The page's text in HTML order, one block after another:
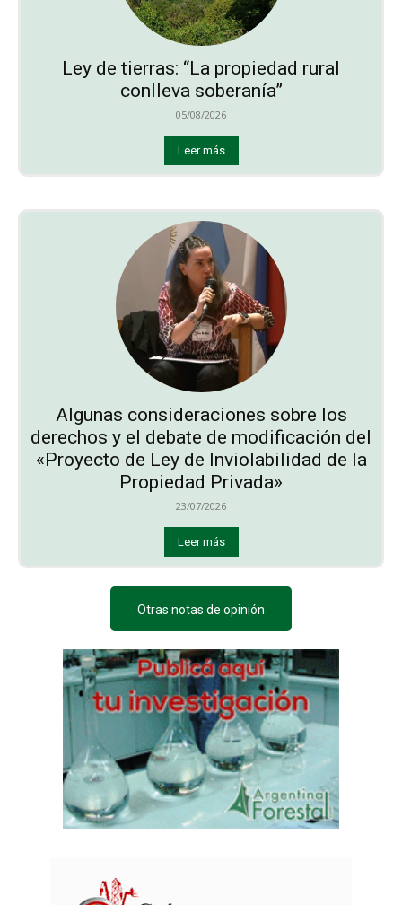
Ley de tierras: “La propiedad rural
conlleva soberanía”
05/08/2026
Leer más
Algunas consideraciones sobre los
derechos y el debate de modificación del
«Proyecto de Ley de Inviolabilidad de la
Propiedad Privada»
23/07/2026
Leer más
Otras notas de opinión